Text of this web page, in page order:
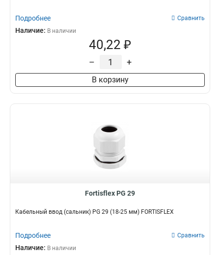
Подробнее Сравнить
Наличие: В наличии
40,22 ₽
– +
В корзину
Fortisflex PG 29
Кабельный ввод (сальник) PG 29 (18-25 мм) FORTISFLEX
Подробнее Сравнить
Наличие: В наличии